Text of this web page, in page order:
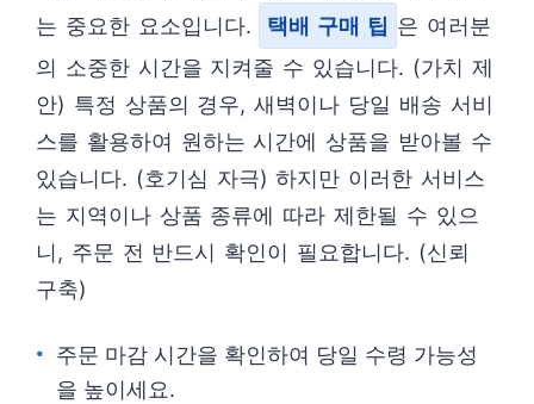
는 중요한 요소입니다.
택배 구매 팁 은 여러분
의 소중한 시간을 지켜줄 수 있습니다. (가치 제
안) 특정 상품의 경우, 새벽이나 당일 배송 서비
스를 활용하여 원하는 시간에 상품을 받아볼 수
있습니다. (호기심 자극) 하지만 이러한 서비스
는 지역이나 상품 종류에 따라 제한될 수 있으
니, 주문 전 반드시 확인이 필요합니다. (신뢰
구축)
주문 마감 시간을 확인하여 당일 수령 가능성
을 높이세요.